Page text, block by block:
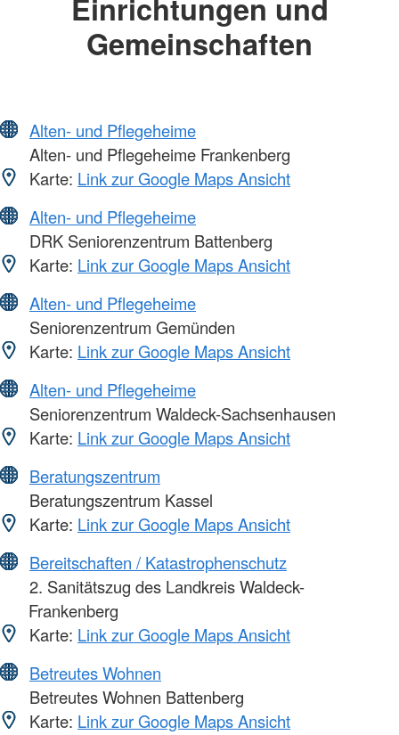
Einrichtungen und
Gemeinschaften
Alten- und Pflegeheime
Alten- und Pflegeheime Frankenberg
Karte: Link zur Google Maps Ansicht
Alten- und Pflegeheime
DRK Seniorenzentrum Battenberg
Karte: Link zur Google Maps Ansicht
Alten- und Pflegeheime
Seniorenzentrum Gemünden
Karte: Link zur Google Maps Ansicht
Alten- und Pflegeheime
Seniorenzentrum Waldeck-Sachsenhausen
Karte: Link zur Google Maps Ansicht
Beratungszentrum
Beratungszentrum Kassel
Karte: Link zur Google Maps Ansicht
Bereitschaften / Katastrophenschutz
2. Sanitätszug des Landkreis Waldeck-
Frankenberg
Karte: Link zur Google Maps Ansicht
Betreutes Wohnen
Betreutes Wohnen Battenberg
Karte: Link zur Google Maps Ansicht